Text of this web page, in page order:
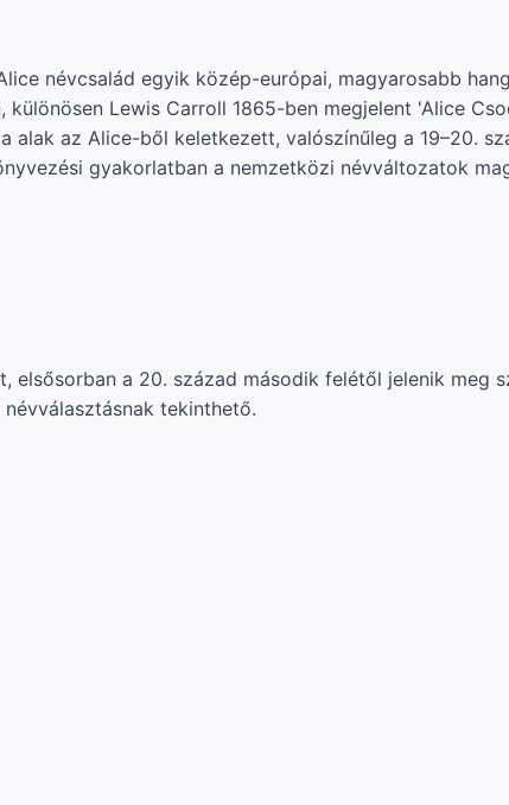
névcsalád egyik közép-európai, magyarosabb
Lewis Carroll 1865-ben megjelent 'Alice
alak az Alice-ből keletkezett, valószínűleg a 19–20.
gyakorlatban a nemzetközi névváltozatok
elsősorban a 20. század második felétől jelenik meg
tekinthető.